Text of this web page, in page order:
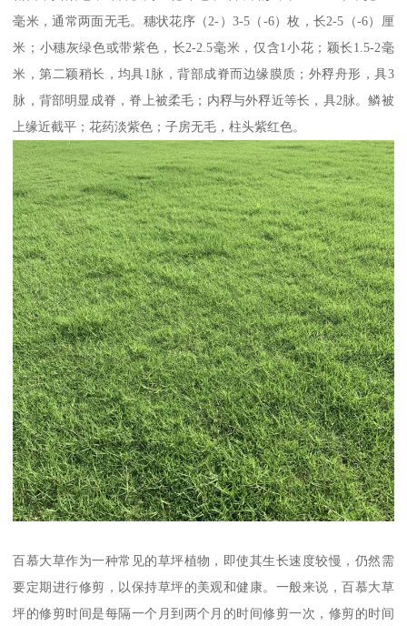
毫米，通常两面无毛。穗状花序（2-）3-5（-6）枚，长2-5（-6）厘
米；小穗灰绿色或带紫色，长2-2.5毫米，仅含1小花；颖长1.5-2毫
米，第二颖稍长，均具1脉，背部成脊而边缘膜质；外稃舟形，具3
脉，背部明显成脊，脊上被柔毛；内稃与外稃近等长，具2脉。鳞被
上缘近截平；花药淡紫色；子房无毛，柱头紫红色。
百慕大草作为一种常见的草坪植物，即使其生长速度较慢，仍然需
要定期进行修剪，以保持草坪的美观和健康。一般来说，百慕大草
坪的修剪时间是每隔一个月到两个月的时间修剪一次，修剪的时间